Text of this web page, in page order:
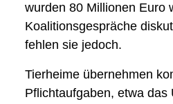
wurden 80 Millionen Euro
Koalitionsgespräche
fehlen sie jedoch.
Tierheime übernehmen
Pflichtaufgaben, etwa das